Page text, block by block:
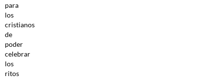
para
los
cristianos
de
poder
celebrar
los
ritos